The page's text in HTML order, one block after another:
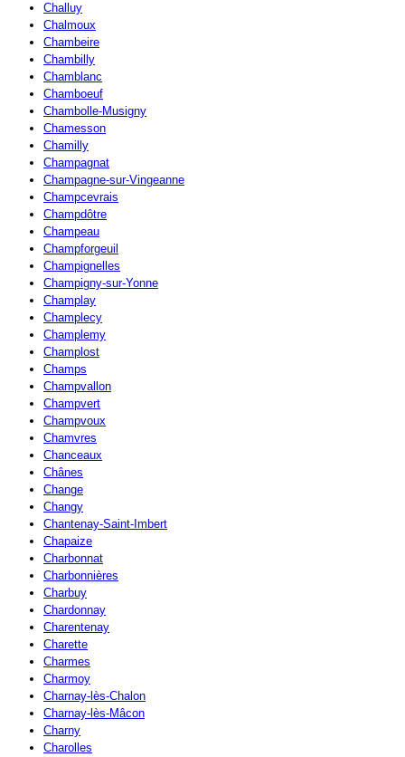
Challuy
Chalmoux
Chambeire
Chambilly
Chamblanc
Chamboeuf
Chambolle-Musigny
Chamesson
Chamilly
Champagnat
Champagne-sur-Vingeanne
Champcevrais
Champdôtre
Champeau
Champforgeuil
Champignelles
Champigny-sur-Yonne
Champlay
Champlecy
Champlemy
Champlost
Champs
Champvallon
Champvert
Champvoux
Chamvres
Chanceaux
Chânes
Change
Changy
Chantenay-Saint-Imbert
Chapaize
Charbonnat
Charbonnières
Charbuy
Chardonnay
Charentenay
Charette
Charmes
Charmoy
Charnay-lès-Chalon
Charnay-lès-Mâcon
Charny
Charolles